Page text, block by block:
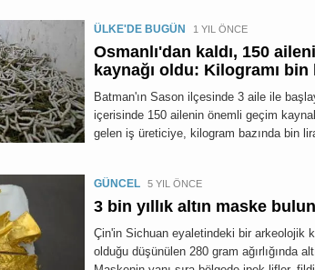
ÜLKE'DE BUGÜN 1 YIL ÖNCE
Osmanlı'dan kaldı, 150
kaynağı oldu: Kilogramı bin
Batman'ın Sason ilçesinde 3 aile ile
içerisinde 150 ailenin önemli geçim
gelen iş üreticiye, kilogram bazında bin
GÜNCEL 5 YIL ÖNCE
3 bin yıllık altın maske
Çin'in Sichuan eyaletindeki bir arkeolojik
olduğu düşünülen 280 gram ağırlığında